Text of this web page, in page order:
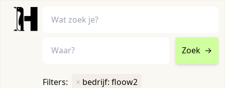
Zoek →
Filters: × bedrijf: floow2